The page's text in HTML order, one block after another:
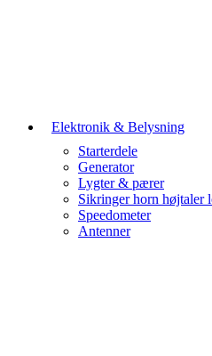
Elektronik & Belysning
Starterdele
Generator
Lygter & pærer
Sikringer horn højtaler
Speedometer
Antenner